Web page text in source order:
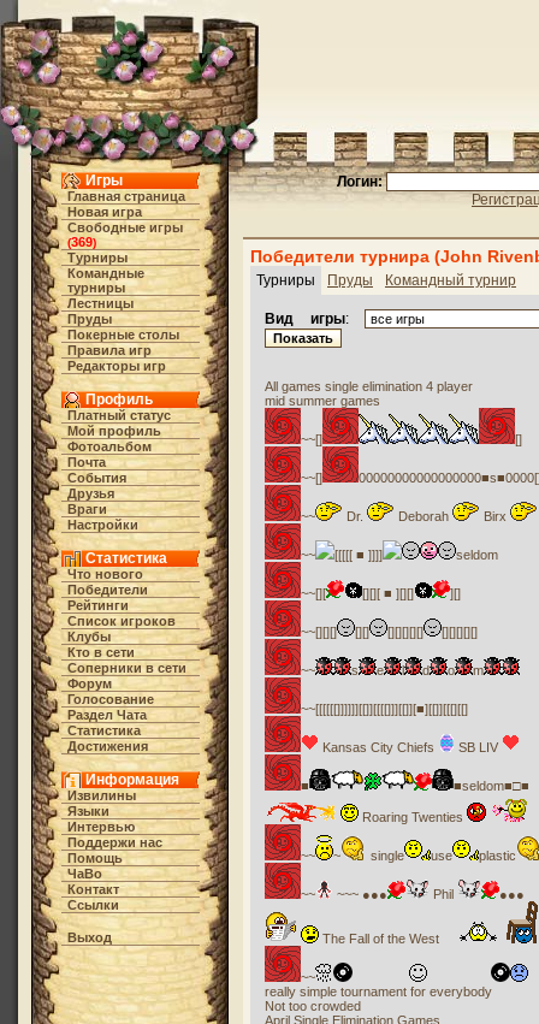
Игры
Главная страница
Новая игра
Свободные игры
(369)
Турниры
Командные
турниры
Лестницы
Пруды
Покерные столы
Правила игр
Редакторы игр
Профиль
Платный статус
Мой профиль
Фотоальбом
Почта
События
Друзья
Враги
Настройки
Статистика
Что нового
Победители
Рейтинги
Список игроков
Клубы
Кто в cети
Соперники в сети
Форум
Голосование
Раздел Чата
Статистика
Достижения
Информация
Извилины
Языки
Интервью
Поддержи нас
Помощь
ЧаВо
Контакт
Ссылки
Выход
Логин:
Победители турнира (John
Турниры Пруды Командный турнир
Вид игры:
All games single elimination 4 player
mid summer games
~~[] []
~~[]
~~ Dr. Deborah Birx
~~ [[[[[ ■ ]]]] seldom
~~[][ [][][ ■ ][][] ][]
~~[][][] [][] [][][][][] [][][][][]
~~ s e l d o m
~~[[[[[[]]]]]][[]][[[[]]][[]][■][[]][[[][[]
Kansas City Chiefs SB LIV
■ ■seldom■□■
Roaring Twenties
~~ ~ single use plastic
~~ ~~~ ●●● Phil ●●●
The Fall of the West
~~
really simple tournament for everybody
Not too crowded
April Single Elimination Games